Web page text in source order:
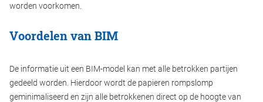
worden voorkomen.
Voordelen van BIM
De informatie uit een BIM-model kan met alle betrokken partijen
gedeeld worden. Hierdoor wordt de papieren rompslomp
geminimaliseerd en zijn alle betrokkenen direct op de hoogte van